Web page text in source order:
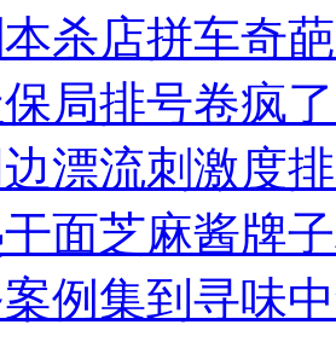
杀店拼车奇
局排号卷疯
漂流刺激度
面芝麻酱牌
例集到寻味